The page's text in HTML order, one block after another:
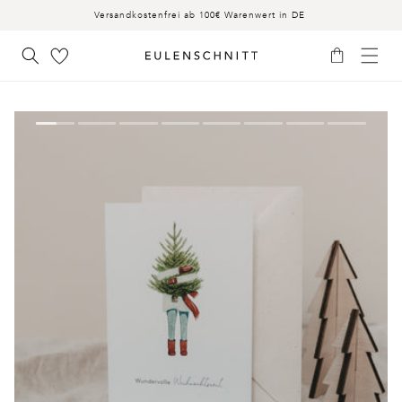
Versandkostenfrei ab 100€ Warenwert in DE